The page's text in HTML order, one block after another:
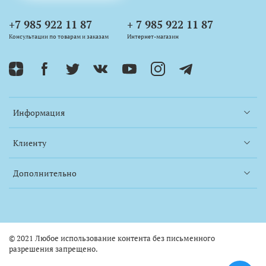
Информация
Клиенту
Дополнительно
+7 985 922 11 87
Консультации по товарам и заказам
+ 7 985 922 11 87
Интернет-магазин
© 2021 Любое использование контента без письменного
разрешения запрещено.